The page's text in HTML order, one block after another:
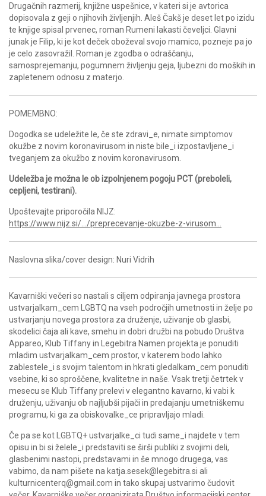
Drugačnih razmerij, knjižne uspešnice, v kateri si je avtorica
dopisovala z geji o njihovih življenjih. Aleš Čakš je deset let po izidu
te knjige spisal prvenec, roman Rumeni lakasti čeveljci. Glavni
junak je Filip, ki je kot deček oboževal svojo mamico, pozneje pa jo
je celo zasovražil. Roman je zgodba o odraščanju,
samosprejemanju, pogumnem življenju geja, ljubezni do moških in
zapletenem odnosu z materjo.
POMEMBNO:
Dogodka se udeležite le, če ste zdravi_e, nimate simptomov
okužbe z novim koronavirusom in niste bile_i izpostavljene_i
tveganjem za okužbo z novim koronavirusom.
Udeležba je možna le ob izpolnjenem pogoju PCT (preboleli,
cepljeni, testirani).
Upoštevajte priporočila NIJZ:
https://www.nijz.si/…/preprecevanje-okuzbe-z-virusom…
Naslovna slika/cover design: Nuri Vidrih
Kavarniški večeri so nastali s ciljem odpiranja javnega prostora
ustvarjalkam_cem LGBTQ na vseh področjih umetnosti in želje po
ustvarjanju novega prostora za druženje, uživanje ob glasbi,
skodelici čaja ali kave, smehu in dobri družbi na pobudo Društva
Appareo, Klub Tiffany in Legebitra Namen projekta je ponuditi
mladim ustvarjalkam_cem prostor, v katerem bodo lahko
zablestele_i s svojim talentom in hkrati gledalkam_cem ponuditi
vsebine, ki so sproščene, kvalitetne in naše. Vsak tretji četrtek v
mesecu se Klub Tiffany prelevi v elegantno kavarno, ki vabi k
druženju, uživanju ob najljubši pijači in predajanju umetniškemu
programu, ki ga za obiskovalke_ce pripravljajo mladi.
Če pa se kot LGBTQ+ ustvarjalke_ci tudi same_i najdete v tem
opisu in bi si želele_i predstaviti se širši publiki z svojimi deli,
glasbenimi nastopi, predstavami in še mnogo drugega, vas
vabimo, da nam pišete na katja.sesek@legebitra.si ali
kulturnicenterq@gmail.com in tako skupaj ustvarimo čudovit